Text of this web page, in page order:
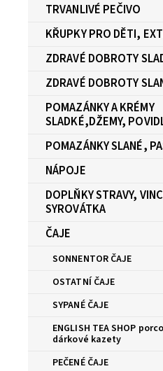
TRVANLIVÉ PEČIVO
KŘUPKY PRO DĚTI,
ZDRAVÉ DOBROTY
ZDRAVÉ DOBROTY
POMAZÁNKY A KRÉMY
SLADKÉ,DŽEMY,
POMAZÁNKY SLANÉ,
NÁPOJE
DOPLŇKY STRAVY,
SYROVÁTKA
ČAJE
SONNENTOR ČAJE
OSTATNÍ ČAJE
SYPANÉ ČAJE
ENGLISH TEA SHOP
dárkové kazety
PEČENÉ ČAJE